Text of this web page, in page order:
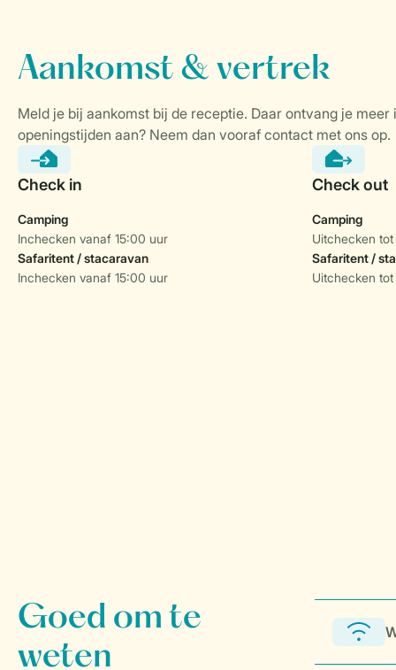
Camping
Inchecken vanaf 15:00 uur
Safaritent / stacaravan
Inchecken vanaf 15:00 uur
Camping
Uitchecken
Safaritent /
Uitchecken